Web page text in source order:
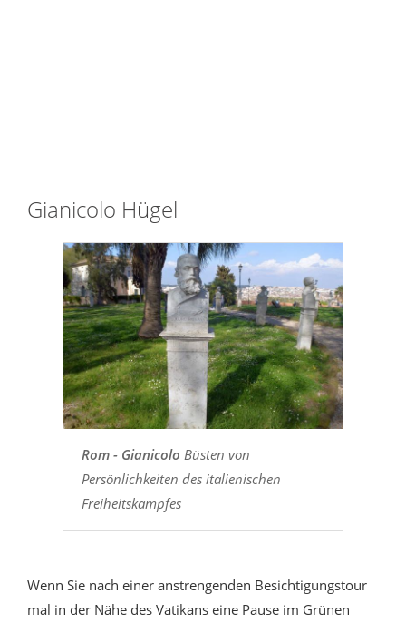
Gianicolo Hügel
Rom - Gianicolo Büsten von
Persönlichkeiten des italienischen
Freiheitskampfes
Wenn Sie nach einer anstrengenden Besichtigungstour
mal in der Nähe des Vatikans eine Pause im Grünen